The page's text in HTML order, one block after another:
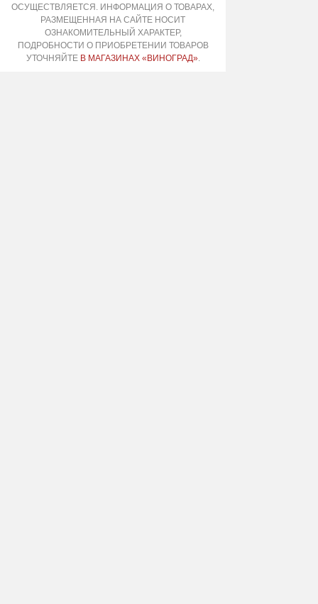
ОСУЩЕСТВЛЯЕТСЯ. ИНФОРМАЦИЯ О ТОВАРАХ,
РАЗМЕЩЕННАЯ НА САЙТЕ НОСИТ
ОЗНАКОМИТЕЛЬНЫЙ ХАРАКТЕР,
ПОДРОБНОСТИ О ПРИОБРЕТЕНИИ ТОВАРОВ
УТОЧНЯЙТЕ В МАГАЗИНАХ «ВИНОГРАД».